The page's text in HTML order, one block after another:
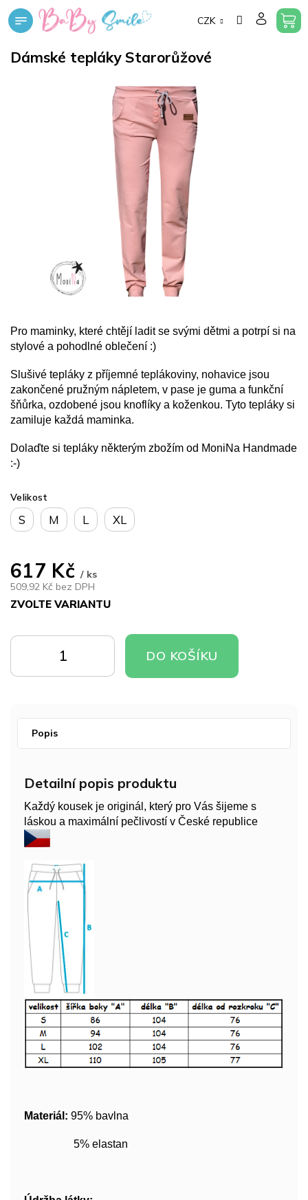
Přejít
na
CZK
Dámské tepláky Starorůžové
617 Kč/ ks
509,92 Kč bez DPH
ZVOLTE VARIANTU
cena:
Velikost
S M L XL
KOŠÍKU
KOŠÍKU
DO KOŠÍKU
Pro maminky, které chtějí ladit se svými dětmi a potrpí si na
stylové a pohodlné oblečení :)
Slušivé tepláky z příjemné teplákoviny, nohavice jsou
zakončené pružným nápletem, v pase je guma a funkční
šňůrka, ozdobené jsou knoflíky a koženkou. Tyto tepláky si
zamiluje každá maminka.
Dolaďte si tepláky některým zbožím od MoniNa Handmade
:-)
Popis
Detailní popis produktu
Každý kousek je originál, který pro Vás šijeme s
láskou a maximální pečlivostí v České republice
Materiál: 95% bavlna
5% elastan